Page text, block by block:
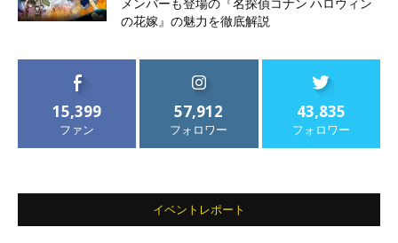
メンバーも登場の『名探偵コナン ハロウィン
の花嫁』の魅力を徹底解説
15,399
ファン
57,912
フォロワー
43,835
フォロワー
イベントレポート